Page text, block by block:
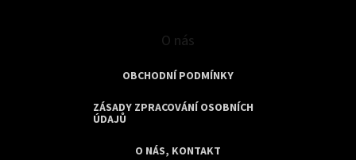
O nás
OBCHODNÍ PODMÍNKY
ZÁSADY ZPRACOVÁNÍ OSOBNÍCH
ÚDAJŮ
O NÁS, KONTAKT